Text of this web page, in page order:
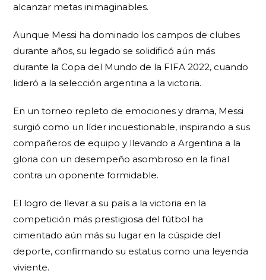
alcanzar metas inimaginables.
Aunque Messi ha dominado los campos de clubes
durante años, su legado se solidificó aún más
durante la Copa del Mundo de la FIFA 2022, cuando
lideró a la selección argentina a la victoria.
En un torneo repleto de emociones y drama, Messi
surgió como un líder incuestionable, inspirando a sus
compañeros de equipo y llevando a Argentina a la
gloria con un desempeño asombroso en la final
contra un oponente formidable.
El logro de llevar a su país a la victoria en la
competición más prestigiosa del fútbol ha
cimentado aún más su lugar en la cúspide del
deporte, confirmando su estatus como una leyenda
viviente.